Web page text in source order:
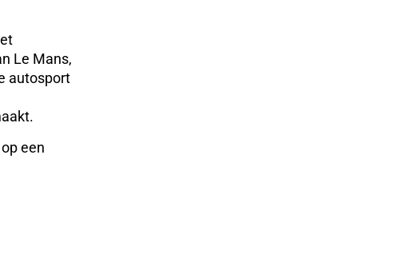
Le Mans,
autosport
een